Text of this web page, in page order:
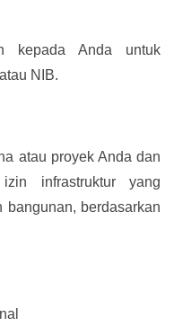
kepada Anda untuk
NIB.
atau proyek Anda dan
infrastruktur yang
berdasarkan